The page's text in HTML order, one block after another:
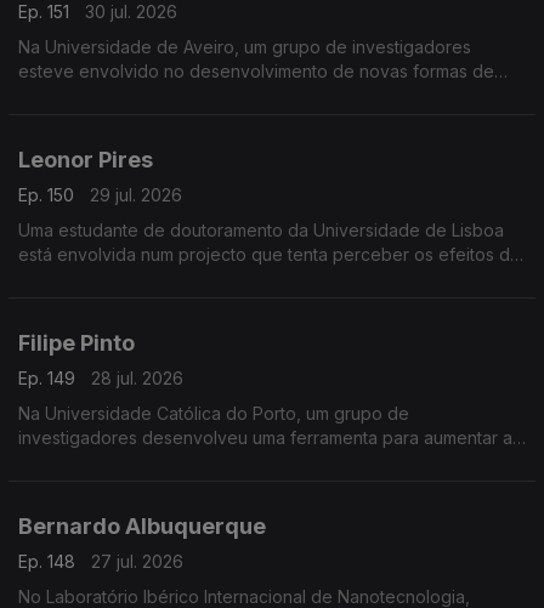
Ep. 151
30 jul. 2026
Na Universidade de Aveiro, um grupo de investigadores
esteve envolvido no desenvolvimento de novas formas de
Leonor Pires
Ep. 150
29 jul. 2026
Uma estudante de doutoramento da Universidade de Lisboa
está envolvida num projecto que tenta perceber os efeitos da
Filipe Pinto
Ep. 149
28 jul. 2026
Na Universidade Católica do Porto, um grupo de
investigadores desenvolveu uma ferramenta para aumentar a
Bernardo Albuquerque
Ep. 148
27 jul. 2026
No Laboratório Ibérico Internacional de Nanotecnologia,